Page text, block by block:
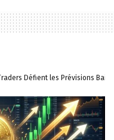
Défient les Prévisions